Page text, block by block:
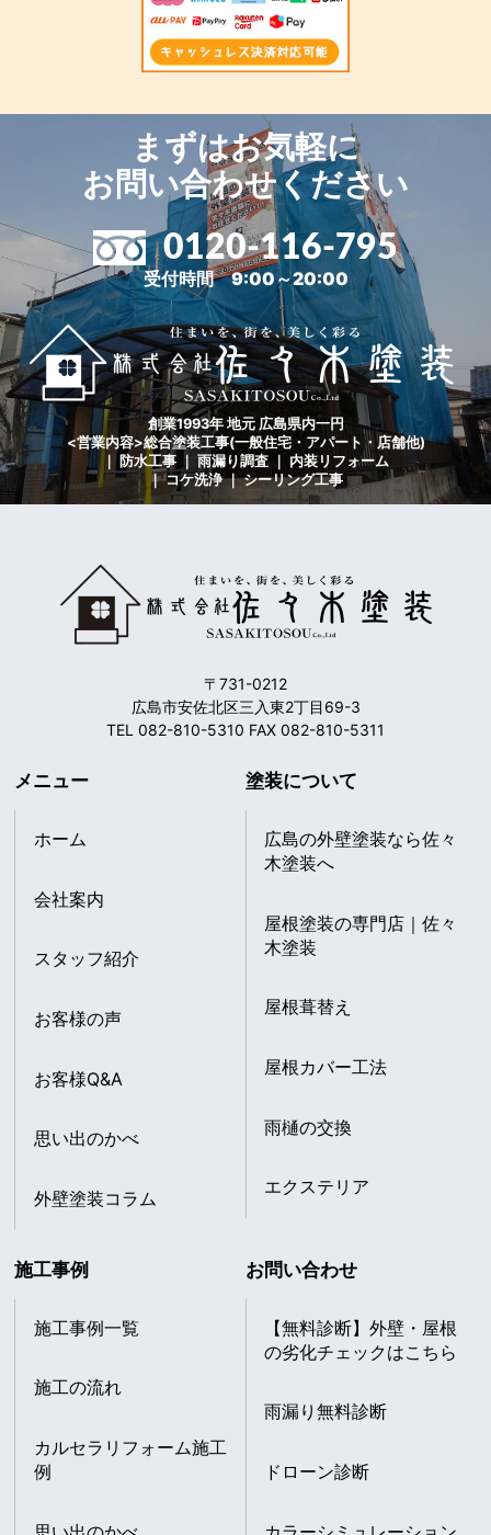
まずはお気軽に
お問い合わせください
0120-116-795
受付時間 9:00～20:00
創業1993年 地元 広島県内一円
<営業内容>総合塗装工事(一般住宅・アパート・店舗他)
｜ 防水工事 ｜ 雨漏り調査 ｜ 内装リフォーム
｜ コケ洗浄 ｜ シーリング工事
〒731-0212
広島市安佐北区三入東2丁目69-3
TEL 082-810-5310 FAX 082-810-5311
メニュー
ホーム
会社案内
スタッフ紹介
お客様の声
お客様Q&A
思い出のかべ
外壁塗装コラム
塗装について
広島の外壁塗装なら佐々
木塗装へ
屋根塗装の専門店｜佐々
木塗装
屋根葺替え
屋根カバー工法
雨樋の交換
エクステリア
施工事例
施工事例一覧
施工の流れ
カルセラリフォーム施工
例
お問い合わせ
【無料診断】外壁・屋根
の劣化チェックはこちら
雨漏り無料診断
ドローン診断